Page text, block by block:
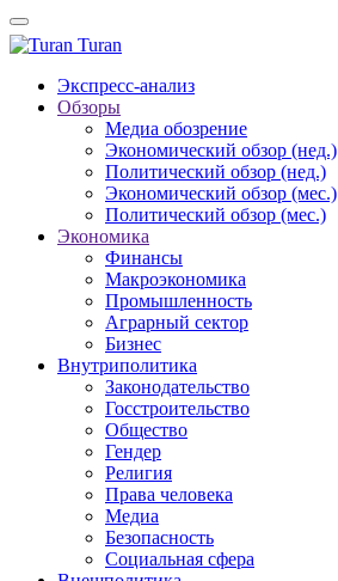
Turan
Экспресс-анализ
Обзоры
Медиа обозрение
Экономический обзор (нед.)
Политический обзор (нед.)
Экономический обзор (мес.)
Политический обзор (мес.)
Экономика
Финансы
Макроэкономика
Промышленность
Аграрный сектор
Бизнес
Внутриполитика
Законодательство
Госстроительство
Общество
Гендер
Религия
Права человека
Медиа
Безопасность
Социальная сфера